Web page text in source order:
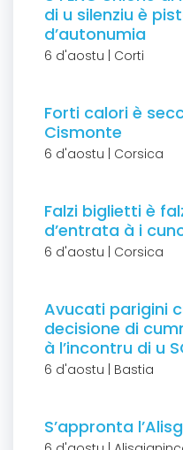
di u silenziu è
d’autonumia
6 d'aostu | Corti
Forti calori è
Cismonte
6 d'aostu | Corsica
Falzi biglietti è
d’entrata à i
6 d'aostu | Corsica
Avucati parigini
decisione di
à l’incontru di u
6 d'aostu | Bastia
S’appronta